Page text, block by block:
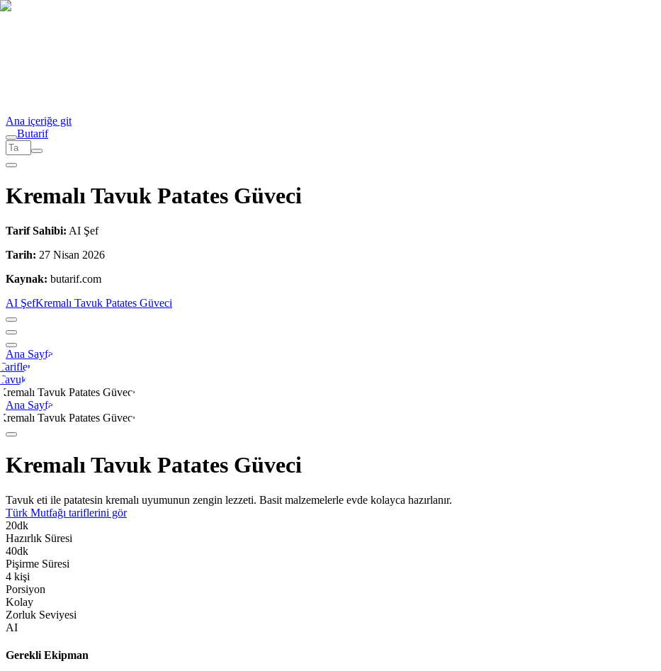
Ana içeriğe git
Butarif
Kremalı Tavuk Patates Güveci
Tarif Sahibi: AI Şef
Tarih: 27 Nisan 2026
Kaynak: butarif.com
AI ŞefKremalı Tavuk Patates Güveci
Ana Sayfa
Tavuk Patates Güveci
Ana Sayfa
Tavuk Patates Güveci
Kremalı Tavuk Patates Güveci
Tavuk eti ile patatesin kremalı uyumunun zengin lezzeti. Basit malzemelerle evde kolayca hazırlanır.
Türk Mutfağı tariflerini gör
20dk
Hazırlık Süresi
40dk
Pişirme Süresi
4 kişi
Porsiyon
Kolay
Zorluk Seviyesi
AI
Gerekli Ekipman